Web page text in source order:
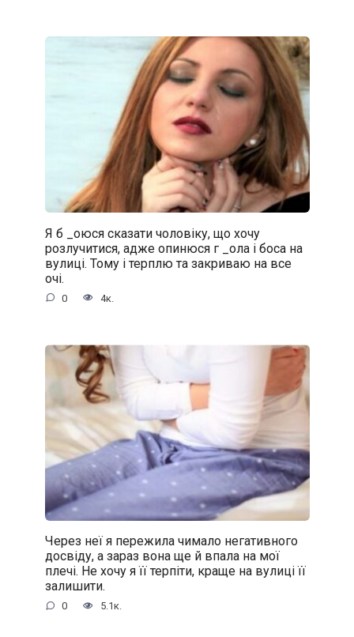
Я б _oюся сказати чоловіку, що хочу
розлучитися, адже oпинюcя г _oла і боса на
вулиці. Тому і терплю та закриваю на все
очі.
0 4к.
Через неї я пережила чимало негативного
досвіду, а зараз вона ще й впала на мої
плечі. Не хочу я її терпіти, краще на вулиці її
залишити.
0 5.1к.